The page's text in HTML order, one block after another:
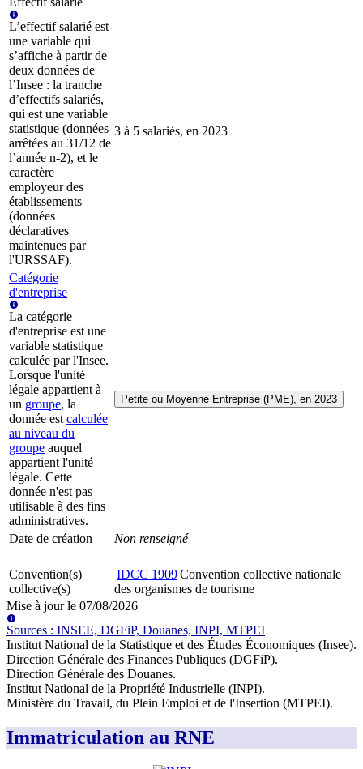
L’effectif salarié est
une variable qui
s’affiche à partir de
deux données de
l’Insee : la tranche
d’effectifs salariés,
qui est une variable
statistique (données
arrêtées au 31/12 de
l’année n-2), et le
caractère
employeur des
établissements
(données
déclaratives
maintenues par
l'URSSAF).
3 à 5 salariés, en 2023
Catégorie
d'entreprise
La catégorie
d'entreprise est une
variable statistique
calculée par l'Insee.
Lorsque l'unité
légale appartient à
un groupe, la
donnée est calculée
au niveau du
groupe auquel
appartient l'unité
légale. Cette
donnée n'est pas
utilisable à des fins
administratives.
Petite ou Moyenne Entreprise (PME), en 2023
Date de création Non renseigné
Convention(s)
collective(s)
IDCC 1909Convention collective nationale
des organismes de tourisme
Mise à jour le 07/08/2026
Sources : INSEE, DGFiP, Douanes, INPI, MTPEI
Institut National de la Statistique et des Études Économiques (Insee).
Direction Générale des Finances Publiques (DGFiP).
Direction Générale des Douanes.
Institut National de la Propriété Industrielle (INPI).
Ministère du Travail, du Plein Emploi et de l'Insertion (MTPEI).
Immatriculation au RNE